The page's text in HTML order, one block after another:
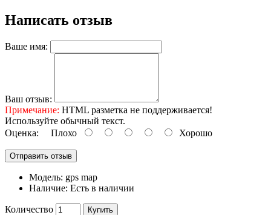
Написать отзыв
Ваше имя:
Ваш отзыв:
Примечание: HTML разметка не поддерживается!
Используйте обычный текст.
Оценка: Плохо Хорошо
Отправить отзыв
Модель: gps map
Наличие: Есть в наличии
Количество Купить